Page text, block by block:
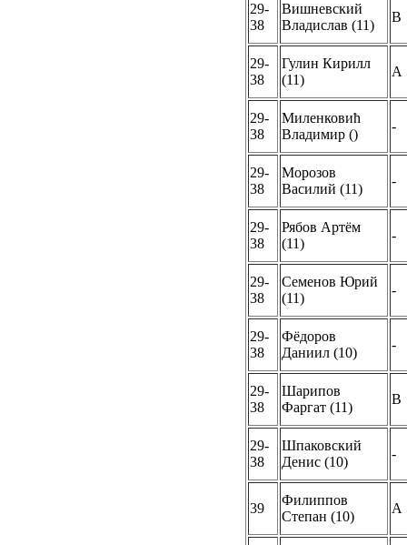
29-
38
Вишневский
Владислав (11)
B
29-
38
Гулин Кирилл
(11)
A
29-
38
Миленковић
Владимир ()
-
29-
38
Морозов
Василий (11)
-
29-
38
Рябов Артём
(11)
-
29-
38
Семенов Юрий
(11)
-
29-
38
Фёдоров
Даниил (10)
-
29-
38
Шарипов
Фаргат (11)
B
29-
38
Шпаковский
Денис (10)
-
39
Филиппов
Степан (10)
A